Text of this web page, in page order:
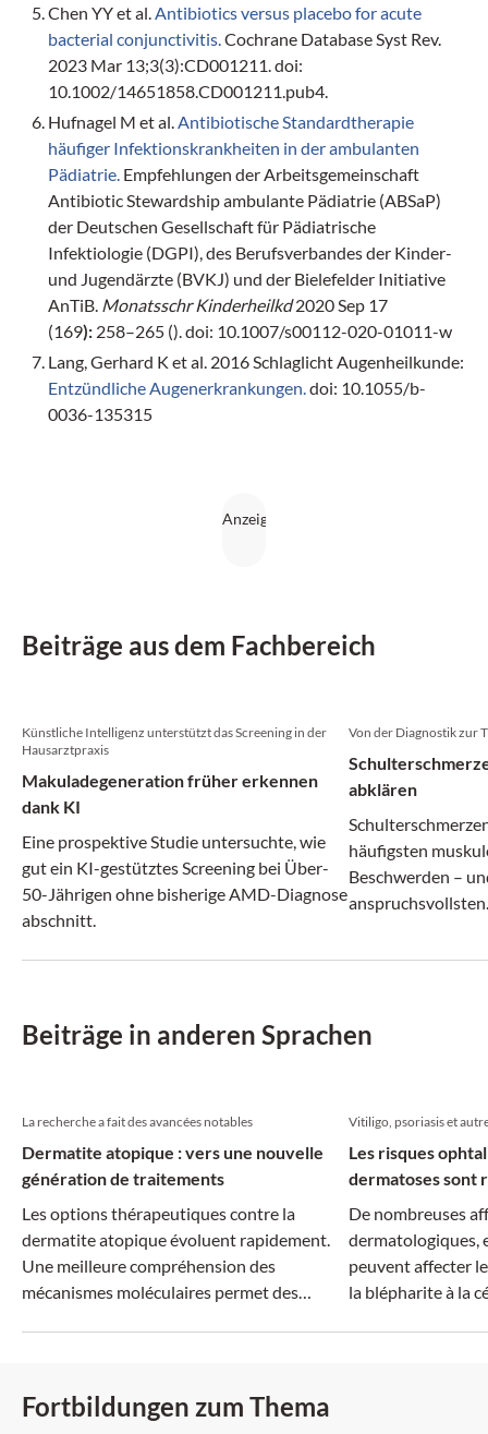
Chen YY et al. Antibiotics versus placebo for acute
bacterial conjunctivitis. Cochrane Database Syst Rev.
2023 Mar 13;3(3):CD001211. doi:
10.1002/14651858.CD001211.pub4.
Hufnagel M et al. Antibiotische Standardtherapie
häufiger Infektionskrankheiten in der ambulanten
Pädiatrie. Empfehlungen der Arbeitsgemeinschaft
Antibiotic Stewardship ambulante Pädiatrie (ABSaP)
der Deutschen Gesellschaft für Pädiatrische
Infektiologie (DGPI), des Berufsverbandes der Kinder-
und Jugendärzte (BVKJ) und der Bielefelder Initiative
AnTiB. Monatsschr Kinderheilkd2020 Sep 17
(169): 258–265 (). doi: 10.1007/s00112-020-01011-w
Lang, Gerhard K et al. 2016 Schlaglicht Augenheilkunde:
Entzündliche Augenerkrankungen. doi: 10.1055/b-
0036-135315
Beiträge aus dem Fachbereich
Künstliche Intelligenz unterstützt das Screening in der
Hausarztpraxis
Makuladegeneration früher erkennen
dank KI
Eine prospektive Studie untersuchte, wie
gut ein KI-gestütztes Screening bei Über-
50-Jährigen ohne bisherige AMD-Diagnose
abschnitt.
Von der Diagnostik zur
abklären
häufigsten
Beschwerden –
Beiträge in anderen Sprachen
La recherche a fait des avancées notables
Dermatite atopique : vers une nouvelle
génération de traitements
Les options thérapeutiques contre la
dermatite atopique évoluent rapidement.
Une meilleure compréhension des
mécanismes moléculaires permet des
Vitiligo, psoriasis et
Les risques
dermatoses sont
De nombreuses
dermatologiques,
peuvent affecter
la blépharite à la
Fortbildungen zum Thema